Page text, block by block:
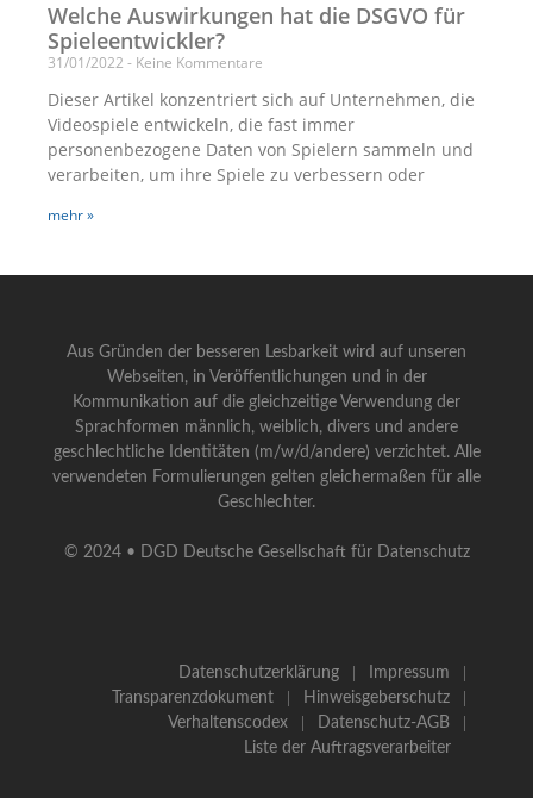
Welche Auswirkungen hat die DSGVO für
Spieleentwickler?
31/01/2022 Keine Kommentare
Dieser Artikel konzentriert sich auf Unternehmen, die
Videospiele entwickeln, die fast immer
personenbezogene Daten von Spielern sammeln und
verarbeiten, um ihre Spiele zu verbessern oder
mehr »
Aus Gründen der besseren Lesbarkeit wird auf unseren
Webseiten, in Veröffentlichungen und in der
Kommunikation auf die gleichzeitige Verwendung der
Sprachformen männlich, weiblich, divers und andere
geschlechtliche Identitäten (m/w/d/andere) verzichtet. Alle
verwendeten Formulierungen gelten gleichermaßen für alle
Geschlechter.
© 2024 • DGD Deutsche Gesellschaft für Datenschutz
Datenschutzerklärung
Impressum
Transparenzdokument
Hinweisgeberschutz
Verhaltenscodex
Datenschutz-AGB
Liste der Auftragsverarbeiter